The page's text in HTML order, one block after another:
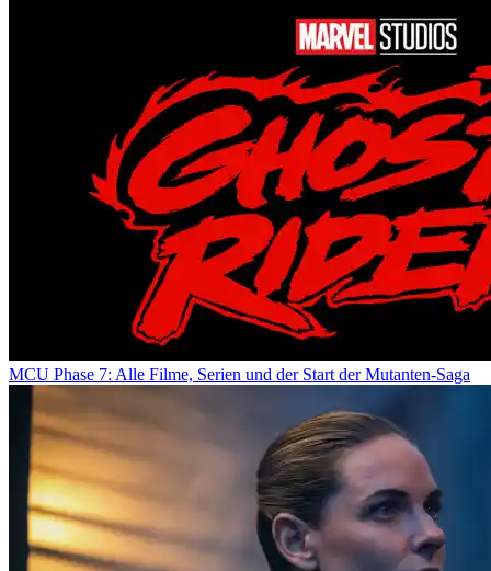
MCU Phase 7: Alle Filme, Serien und der Start der Mutanten-Saga